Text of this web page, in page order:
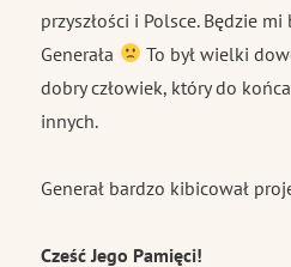
przyszłości i Polsce. Będzie
Generała
To był wielki
dobry człowiek, który do
innych.
Generał bardzo kibicował
Cześć Jego Pamięci!